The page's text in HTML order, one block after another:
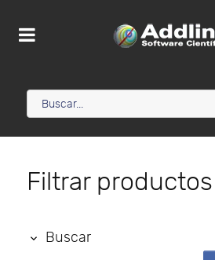
Filtrar productos
Buscar